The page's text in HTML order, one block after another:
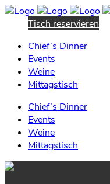
Tisch reservieren
Chief’s Dinner
Events
Weine
Mittagstisch
Chief’s Dinner
Events
Weine
Mittagstisch